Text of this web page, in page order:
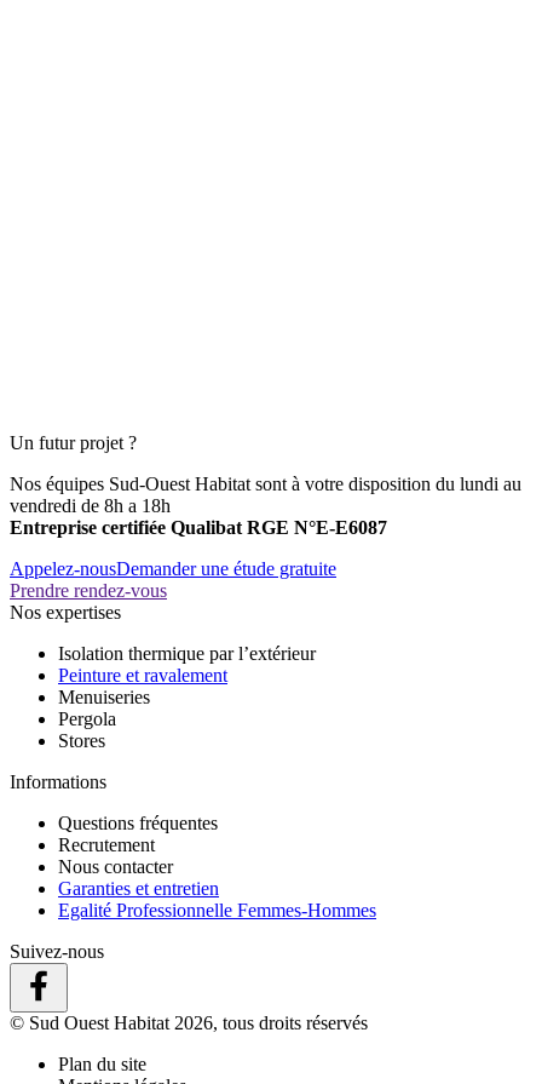
Un futur projet ?
Nos équipes Sud-Ouest Habitat sont à votre disposition du lundi au
vendredi de 8h a 18h
Entreprise certifiée Qualibat RGE N°E-E6087
Appelez-nousDemander une étude gratuite
Prendre rendez-vous
Nos expertises
Isolation thermique par l’extérieur
Peinture et ravalement
Menuiseries
Pergola
Stores
Informations
Questions fréquentes
Recrutement
Nous contacter
Garanties et entretien
Egalité Professionnelle Femmes-Hommes
Suivez-nous
© Sud Ouest Habitat 2026, tous droits réservés
Plan du site